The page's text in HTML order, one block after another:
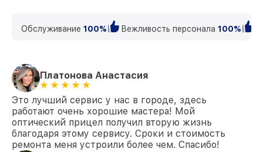
Обслуживание 100% Вежливость персонала 100%
Платонова Анастасия
Это лучший сервис у нас в городе, здесь
работают очень хорошие мастера! Мой
оптический прицел получил вторую жизнь
благодаря этому сервису. Сроки и стоимость
ремонта меня устроили более чем. Спасибо!